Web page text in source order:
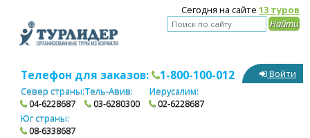
Сегодня на сайте 13 туров
Телефон для заказов: 1-800-100-012
Север страны:
04-6228687
Тель-Авив:
03-6280300
Иерусалим:
02-6228687
Юг страны:
08-6338687
Войти